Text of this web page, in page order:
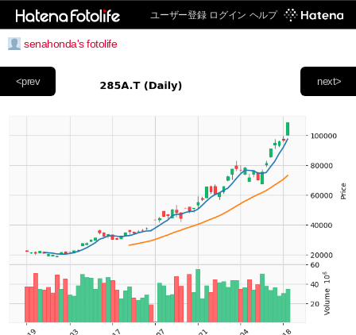
ユーザー登録 ログイン ヘルプ
senahonda's fotolife
next>
<prev